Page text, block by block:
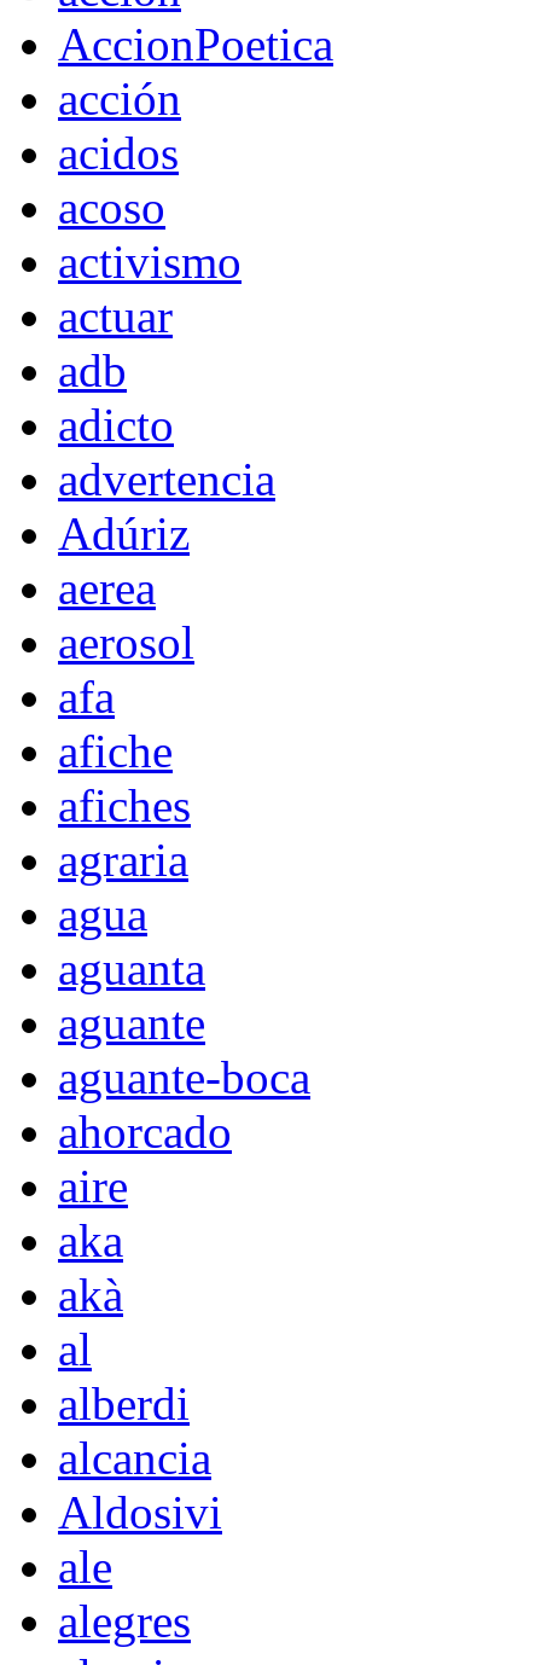
AccionPoetica
acción
acidos
acoso
activismo
actuar
adb
adicto
advertencia
Adúriz
aerea
aerosol
afa
afiche
afiches
agraria
agua
aguanta
aguante
aguante-boca
ahorcado
aire
aka
akà
al
alberdi
alcancia
Aldosivi
ale
alegres